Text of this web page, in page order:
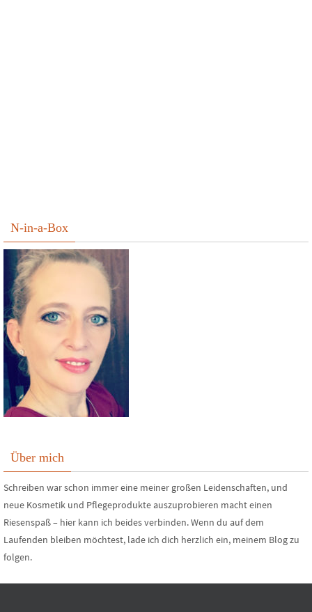
N-in-a-Box
Über mich
Schreiben war schon immer eine meiner großen Leidenschaften, und
neue Kosmetik und Pflegeprodukte auszuprobieren macht einen
Riesenspaß – hier kann ich beides verbinden. Wenn du auf dem
Laufenden bleiben möchtest, lade ich dich herzlich ein, meinem Blog zu
folgen.